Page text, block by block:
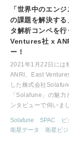
「世界中のエン
の課題を解決す
タ解析コンペを
Ventures社 x
ー！
2021年1月22日には
ANRI、East
した株式会社
「Solafune」の魅
ンタビューで伺いま
Solafune SPAC ビ
衛星データ
衛星ビ